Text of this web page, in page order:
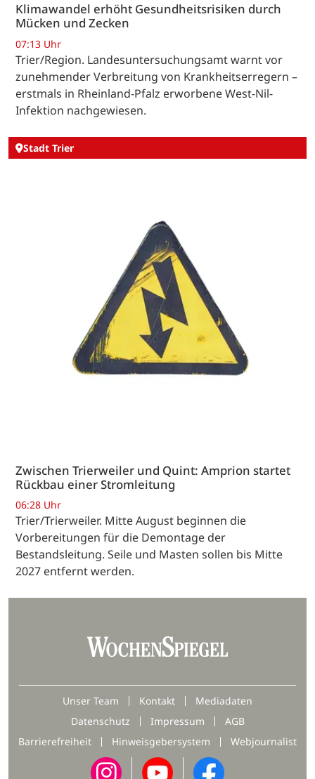
Klimawandel erhöht Gesundheitsrisiken durch
Mücken und Zecken
07:13 Uhr
Trier/Region. Landesuntersuchungsamt warnt vor
zunehmender Verbreitung von Krankheitserregern –
erstmals in Rheinland-Pfalz erworbene West-Nil-
Infektion nachgewiesen.
Stadt Trier
Zwischen Trierweiler und Quint: Amprion startet
Rückbau einer Stromleitung
06:28 Uhr
Trier/Trierweiler. Mitte August beginnen die
Vorbereitungen für die Demontage der
Bestandsleitung. Seile und Masten sollen bis Mitte
2027 entfernt werden.
Unser Team Kontakt
Mediadaten
Datenschutz
Impressum
AGB
Barrierefreiheit
Hinweisgebersystem Webjournalist